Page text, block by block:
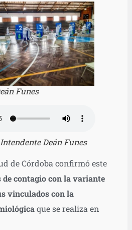
Funes
Deán Funes
de Córdoba confirmó este
de contagio con la variante
vinculados con la
que se realiza en